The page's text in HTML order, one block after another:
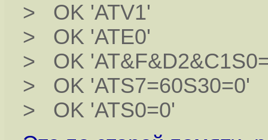
> OK 'ATV1'
> OK 'ATE0'
> OK
> OK 'ATS7=60S30=0'
> OK 'ATS0=0'